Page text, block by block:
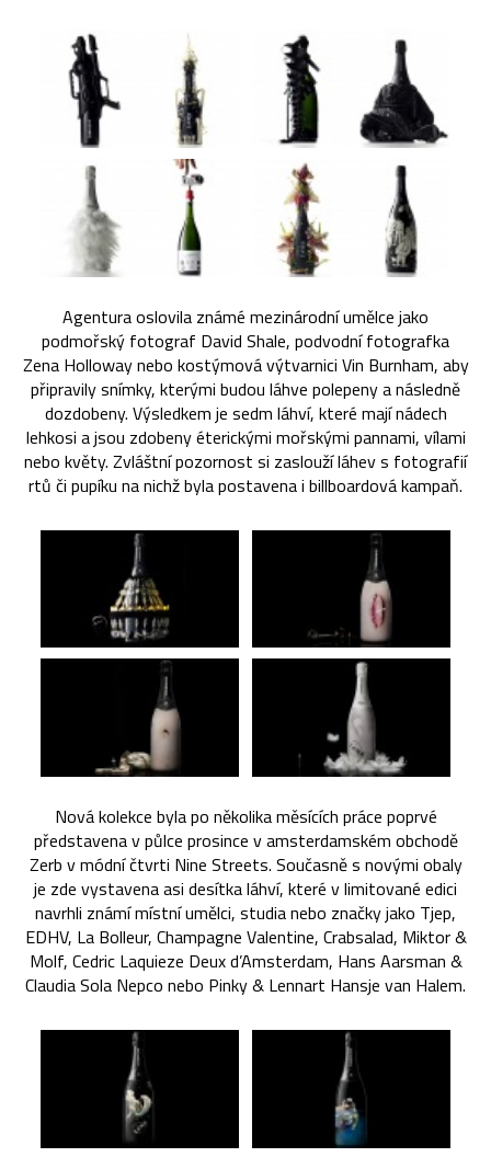
Agentura oslovila známé mezinárodní umělce jako
podmořský fotograf David Shale, podvodní fotografka
Zena Holloway nebo kostýmová výtvarnici Vin Burnham, aby
připravily snímky, kterými budou láhve polepeny a následně
dozdobeny. Výsledkem je sedm láhví, které mají nádech
lehkosi a jsou zdobeny éterickými mořskými pannami, vílami
nebo květy. Zvláštní pozornost si zaslouží láhev s fotografií
rtů či pupíku na nichž byla postavena i billboardová kampaň.
Nová kolekce byla po několika měsících práce poprvé
představena v půlce prosince v amsterdamském obchodě
Zerb v módní čtvrti Nine Streets. Současně s novými obaly
je zde vystavena asi desítka láhví, které v limitované edici
navrhli známí místní umělci, studia nebo značky jako Tjep,
EDHV, La Bolleur, Champagne Valentine, Crabsalad, Miktor &
Molf, Cedric Laquieze Deux d’Amsterdam, Hans Aarsman &
Claudia Sola Nepco nebo Pinky & Lennart Hansje van Halem.